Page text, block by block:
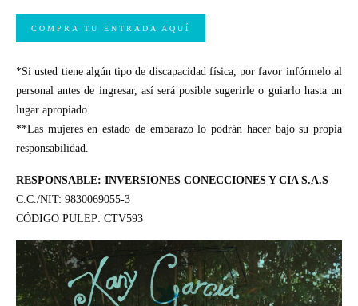
COMPRA TU ENTRADA AQUÍ
*Si usted tiene algún tipo de discapacidad física, por favor infórmelo al
personal antes de ingresar, así será posible sugerirle o guiarlo hasta un
lugar apropiado.
**Las mujeres en estado de embarazo lo podrán hacer bajo su propia
responsabilidad.
RESPONSABLE: INVERSIONES CONECCIONES Y CIA S.A.S
C.C./NIT: 9830069055-3
CÓDIGO PULEP: CTV593